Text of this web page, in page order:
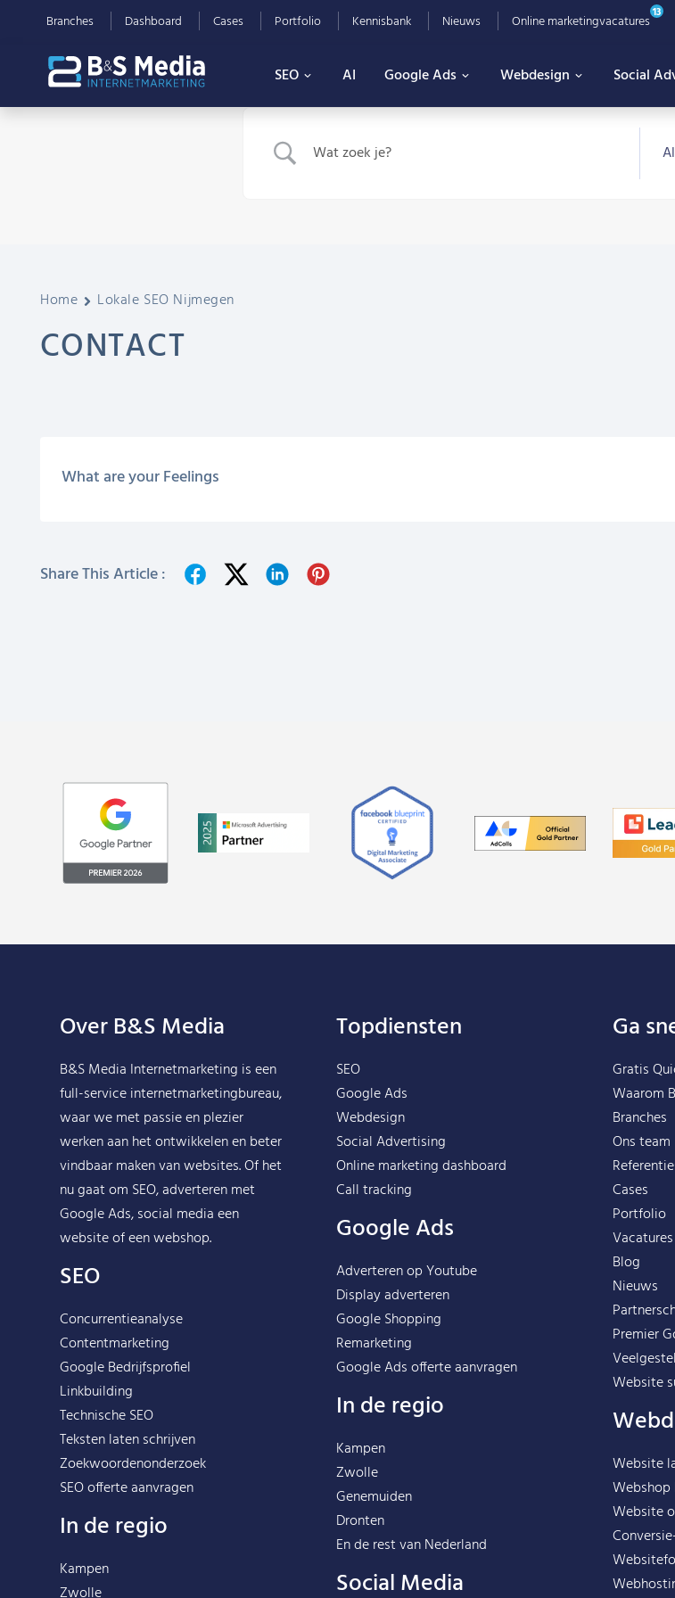
Branches Dashboard Cases Portfolio Kennisbank Nieuws Online marketingvacatures13
SEO AI Google Ads Webdesign Social
Home Lokale SEO Nijmegen
CONTACT
What are your Feelings
Share This Article :
Over B&S Media
B&S Media Internetmarketing is een
full-service internetmarketingbureau,
waar we met passie en plezier
werken aan het ontwikkelen en beter
vindbaar maken van websites. Of het
nu gaat om SEO, adverteren met
Google Ads, social media een
website of een webshop.
SEO
Concurrentieanalyse
Contentmarketing
Google Bedrijfsprofiel
Linkbuilding
Technische SEO
Teksten laten schrijven
Zoekwoordenonderzoek
SEO offerte aanvragen
In de regio
Kampen
Topdiensten
SEO
Google Ads
Webdesign
Social Advertising
Online marketing dashboard
Call tracking
Google Ads
Adverteren op Youtube
Display adverteren
Google Shopping
Remarketing
Google Ads offerte aanvragen
In de regio
Kampen
Zwolle
Genemuiden
Dronten
En de rest vanNederland
Social Media
Ga
Gratis
Waarom
Branches
Ons team
Cases
Portfolio
Vacatures
Blog
Nieuws
Premier
Website
Website
Webshop
Website